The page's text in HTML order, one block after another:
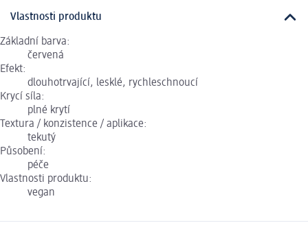
Vlastnosti produktu
Základní barva:
červená
Efekt:
dlouhotrvající, lesklé, rychleschnoucí
Krycí síla:
plné krytí
Textura / konzistence / aplikace:
tekutý
Působení:
péče
Vlastnosti produktu:
vegan